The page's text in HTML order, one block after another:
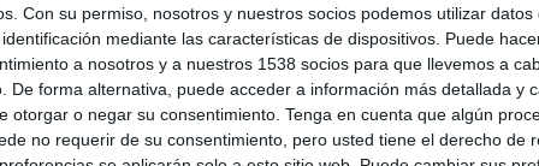
Con su permiso, nosotros y nuestros socios podemos utilizar datos
mediante las características de dispositivos. Puede
a nosotros y a nuestros 1538 socios para que llevemos a
De forma alternativa, puede acceder a información más detallada y
otorgar o negar su consentimiento. Tenga en cuenta que algún
no requerir de su consentimiento, pero usted tiene el derecho de
de las mejores piezas de publicidad interactiva del último año y se concederán los
online (web, display, acciones especiales en la red);televisión&radio digital
y el medio radio online); social media (campañas de social media, aplicaciones);
touchscreen); mejor campaña integrada; proyecto digital del año; personaje digital